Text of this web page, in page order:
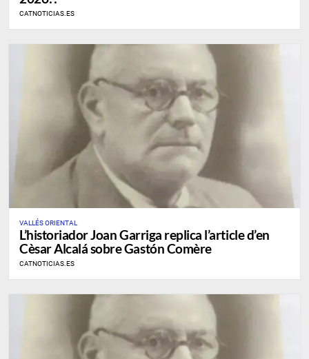
CATNOTICIAS.ES
VALLÉS ORIENTAL
L’historiador Joan Garriga replica l’article d’en
Cèsar Alcalá sobre Gastón Comère
CATNOTICIAS.ES